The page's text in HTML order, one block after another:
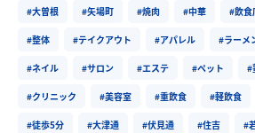
#大曽根 #矢場町 #焼肉 #中華 #飲食
#整体 #テイクアウト #アパレル #ラーメ
#ネイル #サロン #エステ #ペット #
#クリニック #美容室 #重飲食 #軽飲食
#徒歩5分 #大津通 #伏見通 #住吉 #